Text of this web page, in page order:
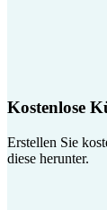
Kostenlose
Erstellen Sie
diese herunter.